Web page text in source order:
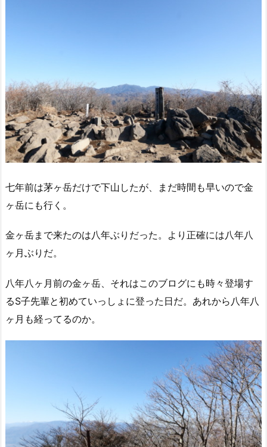
七年前は茅ヶ岳だけで下山したが、まだ時間も早いので金
ヶ岳にも行く。
金ヶ岳まで来たのは八年ぶりだった。より正確には八年八
ヶ月ぶりだ。
八年八ヶ月前の金ヶ岳、それはこのブログにも時々登場す
るS子先輩と初めていっしょに登った日だ。あれから八年八
ヶ月も経ってるのか。